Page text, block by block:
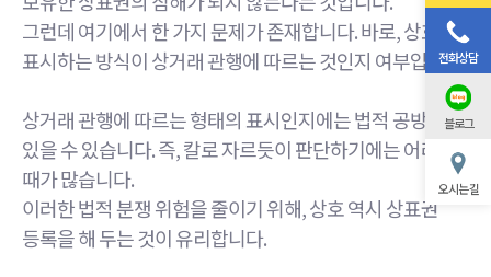
그런데 여기에서 한 가지 문제가 존재합니다. 바로, 상호를
표시하는 방식이 상거래 관행에 따르는 것인지 여부입니다.
상거래 관행에 따르는 형태의 표시인지에는 법적 공방이
있을 수 있습니다. 즉, 칼로 자르듯이 판단하기에는 어려울
때가 많습니다.
이러한 법적 분쟁 위험을 줄이기 위해, 상호 역시 상표권
등록을 해 두는 것이 유리합니다.
전화상담
블로그
오시는 길